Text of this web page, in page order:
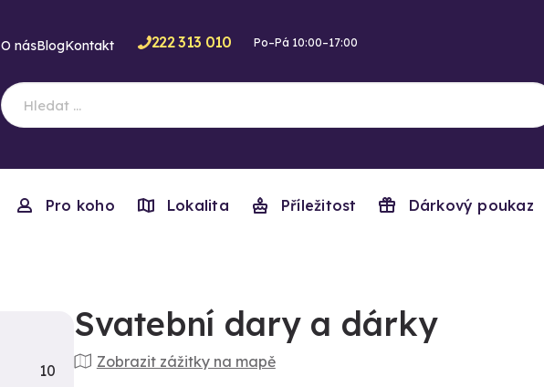
O násBlogKontakt 222 313 010 Po–Pá 10:00–17:00
Pro koho Lokalita Příležitost Dárkový poukaz
Svatební dary a dárky
Zobrazit zážitky na mapě
10